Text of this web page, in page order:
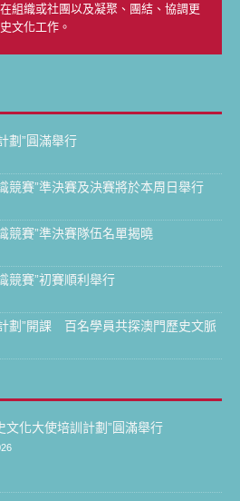
組織或社團以及凝聚、團結、協調更
文化工作。
劃”圓滿舉行
競賽”準決賽及決賽將於本周日舉行
競賽”準決賽隊伍名單揭曉
競賽”初賽順利舉行
劃”開課 百名學員共探澳門歷史文脈
文化大使培訓計劃”圓滿舉行